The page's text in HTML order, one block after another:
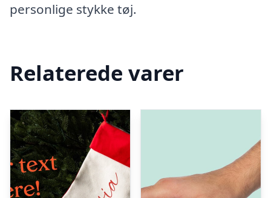
personlige stykke tøj.
Relaterede varer